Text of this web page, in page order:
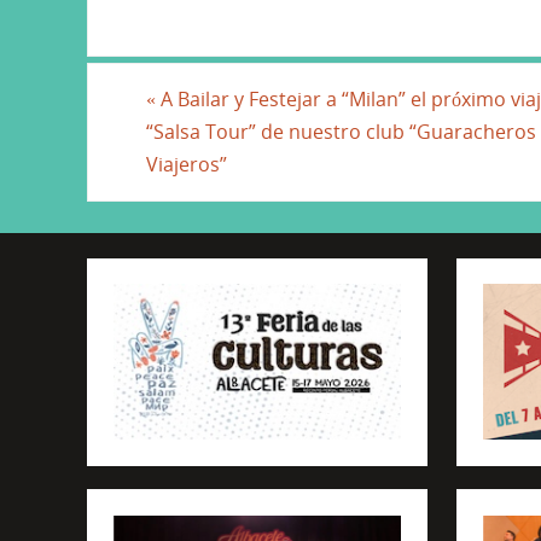
e
b
o
o
k
er l e
dI
n
s
A
p
« A Bailar y Festejar a “Milan” el próximo
“Salsa Tour” de nuestro club “Guaracheros
Viajeros”